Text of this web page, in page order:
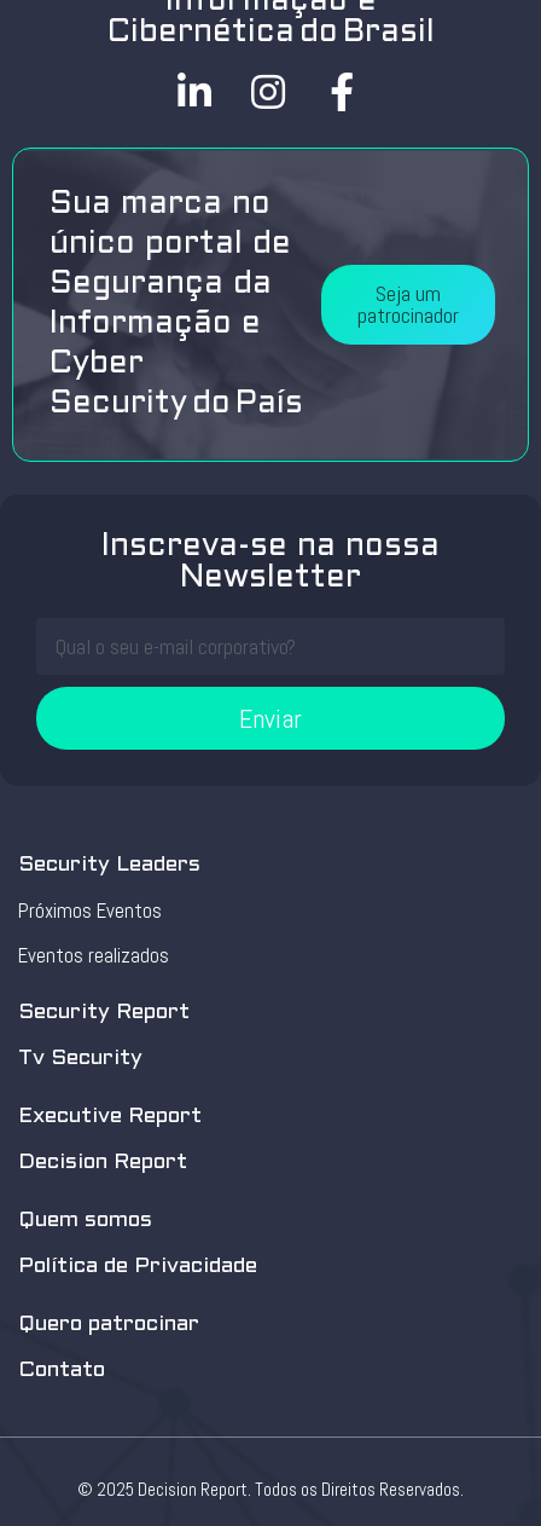
Cibernética do Brasil
Sua marca no
único portal de
Segurança da
Informação e
Cyber
Security do País
Seja um
patrocinador
Inscreva-se na nossa
Newsletter
Enviar
Security Leaders
Próximos Eventos
Eventos realizados
Security Report
Tv Security
Executive Report
Decision Report
Quem somos
Política de Privacidade
Quero patrocinar
Contato
© 2025 Decision Report. Todos os Direitos Reservados.